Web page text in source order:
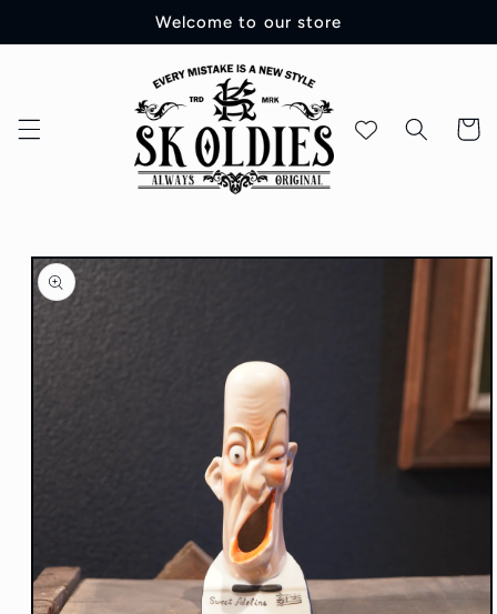
進む
Welcome to our store
ー
商品情
報にス
キップ